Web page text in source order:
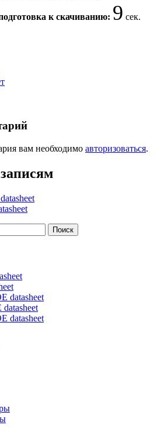
к скачиванию: 9 сек.
вам необходимо авторизоваться.
datasheet
datasheet